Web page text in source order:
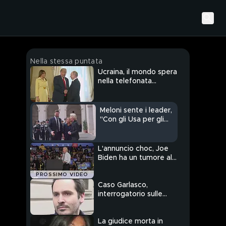
Nella stessa puntata
Ucraina, il mondo spera
nella telefonata
Meloni sente i leader,
"Con gli Usa per gli
PROSSIMO VIDEO
L'annuncio choc, Joe
Biden ha un tumore alla
Caso Garlasco,
interrogatorio sulle
La giudice morta in